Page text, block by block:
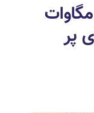
مگاوات
پر